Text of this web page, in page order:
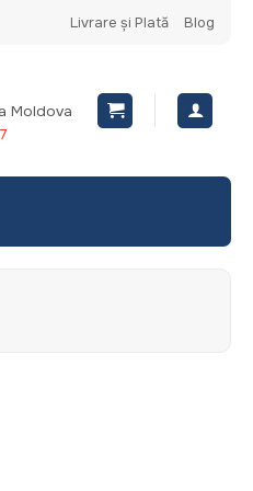
Livrare și Plată Blog
Moldova